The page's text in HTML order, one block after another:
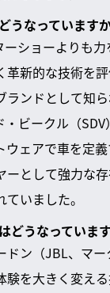
うなっています
ショーよりも
新的な技術を評
ンドとして知
ビークル（
ェアで車を定義
として強力な
いました。
どうなっていま
ン（JBL、マ
を大きく変え